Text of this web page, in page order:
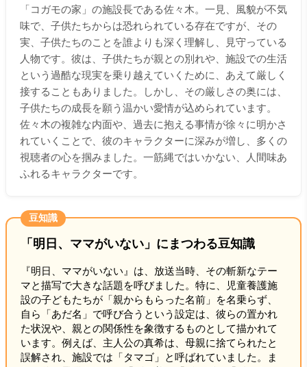
「コガモの家」の施設長である佐々木。一見、風貌が不気
味で、子供たちからは恐れられている存在ですが、その
実、子供たちのことを誰よりも深く理解し、見守っている
人物です。彼は、子供たちが親との別れや、施設での生活
という過酷な現実を乗り越えていくために、あえて厳しく
接することもありました。しかし、その厳しさの奥には、
子供たちの成長を願う温かい愛情が込められています。
佐々木の複雑な内面や、過去に抱える事情が徐々に明かさ
れていくことで、彼のキャラクターに深みが増し、多くの
視聴者の心を掴みました。一筋縄ではいかない、人間味あ
ふれるキャラクターです。
豆知識
「明日、ママがいない」にまつわる豆知識
『明日、ママがいない』は、放送当時、その斬新なテー
マと描写で大きな話題を呼びました。特に、児童養護施
設の子どもたちが「親からもらった名前」を名乗らず、
自ら「あだ名」で呼び合うという設定は、彼らの置かれ
た状況や、親との関係性を象徴するものとして描かれて
います。例えば、主人公の真希は、母親に捨てられたと
誤解され、施設では「タマゴ」と呼ばれていました。ま